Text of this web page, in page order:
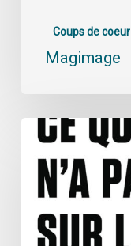
Coups de coeur
Magimage